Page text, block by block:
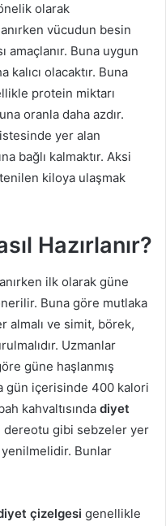
olarak
vücudun besin
amaçlanır. Buna uygun
olacaktır. Buna
protein miktarı
oranla daha azdır.
yer alan
bağlı kalmaktır. Aksi
kiloya ulaşmak
Hazırlanır?
ilk olarak güne
Buna göre mutlaka
almalı ve simit, börek,
Uzmanlar
güne haşlanmış
gün içerisinde 400 kalori
kahvaltısında diyet
dereotu gibi sebzeler yer
yenilmelidir. Bunlar
çizelgesi genellikle